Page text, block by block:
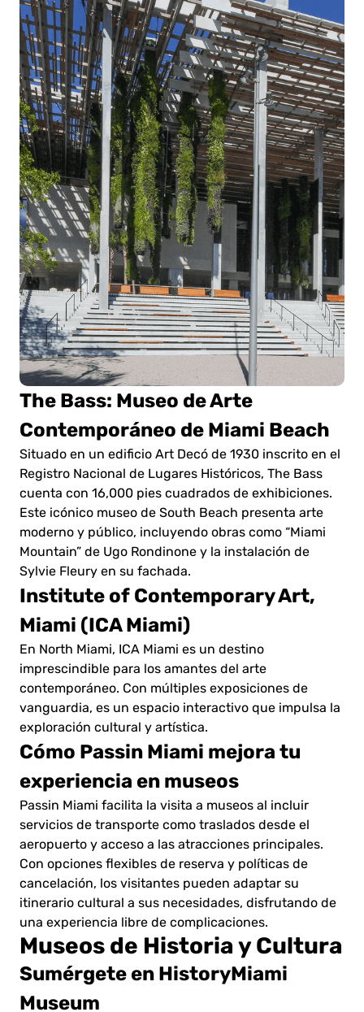
The Bass: Museo de Arte
Contemporáneo de Miami Beach
Situado en un edificio Art Decó de 1930 inscrito en el
Registro Nacional de Lugares Históricos, The Bass
cuenta con 16,000 pies cuadrados de exhibiciones.
Este icónico museo de South Beach presenta arte
moderno y público, incluyendo obras como “Miami
Mountain” de Ugo Rondinone y la instalación de
Sylvie Fleury en su fachada.
Institute of Contemporary Art,
Miami (ICA Miami)
En North Miami, ICA Miami es un destino
imprescindible para los amantes del arte
contemporáneo. Con múltiples exposiciones de
vanguardia, es un espacio interactivo que impulsa la
exploración cultural y artística.
Cómo Passin Miami mejora tu
experiencia en museos
Passin Miami facilita la visita a museos al incluir
servicios de transporte como traslados desde el
aeropuerto y acceso a las atracciones principales.
Con opciones flexibles de reserva y políticas de
cancelación, los visitantes pueden adaptar su
itinerario cultural a sus necesidades, disfrutando de
una experiencia libre de complicaciones.
Museos de Historia y Cultura
Sumérgete en HistoryMiami
Museum